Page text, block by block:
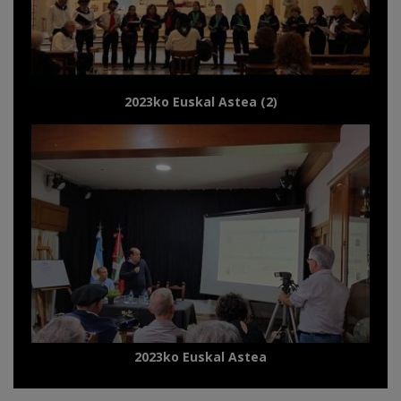
2023ko Euskal Astea (2)
2023ko Euskal Astea